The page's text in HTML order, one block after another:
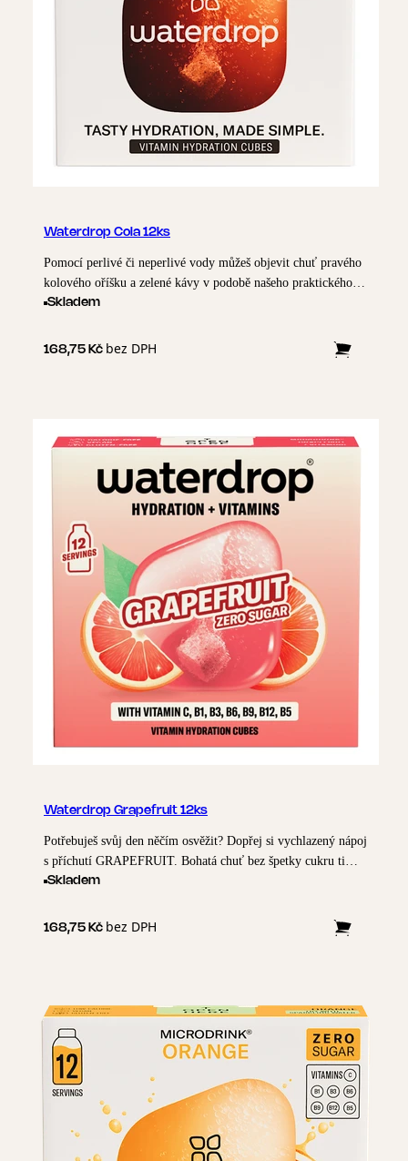
Waterdrop Cola 12ks
Pomocí perlivé či neperlivé vody můžeš objevit chuť pravého
kolového oříšku a zelené kávy v podobě našeho praktického
Microdrinku COLA. Bez cukru a zcela bez umělých
Skladem
168,75 Kč bez DPH
Waterdrop Grapefruit 12ks
Potřebuješ svůj den něčím osvěžit? Dopřej si vychlazený nápoj
s příchutí GRAPEFRUIT. Bohatá chuť bez špetky cukru ti
prosluní den, ať jsi kdekoliv!
Skladem
168,75 Kč bez DPH